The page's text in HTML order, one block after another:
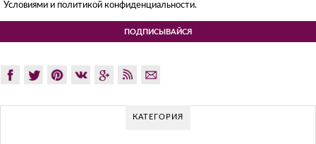
Условиями и политикой конфиденциальности.
КАТЕГОРИЯ